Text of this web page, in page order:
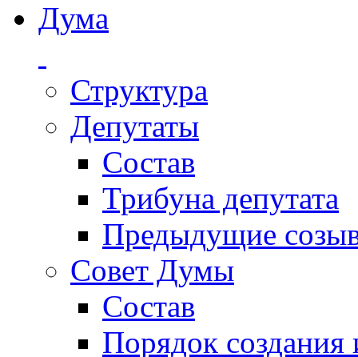
Дума
Структура
Депутаты
Состав
Трибуна депутата
Предыдущие
Совет Думы
Состав
Порядок создания